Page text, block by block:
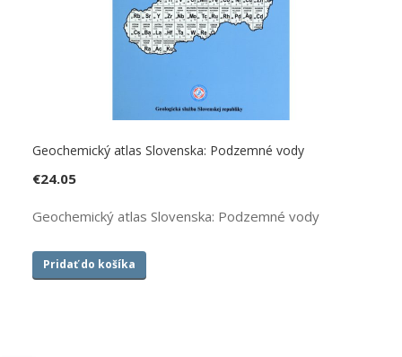
Geochemický atlas Slovenska: Podzemné vody
€24.05
Geochemický atlas Slovenska: Podzemné vody
Pridať do košíka